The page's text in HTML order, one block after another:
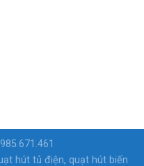
hút tủ điện, quạt hút biến